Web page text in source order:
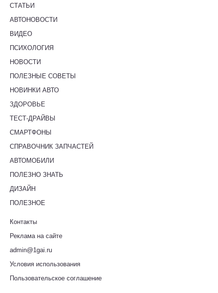
СТАТЬИ
АВТОНОВОСТИ
ВИДЕО
ПСИХОЛОГИЯ
НОВОСТИ
ПОЛЕЗНЫЕ СОВЕТЫ
НОВИНКИ АВТО
ЗДОРОВЬЕ
ТЕСТ-ДРАЙВЫ
СМАРТФОНЫ
СПРАВОЧНИК ЗАПЧАСТЕЙ
АВТОМОБИЛИ
ПОЛЕЗНО ЗНАТЬ
ДИЗАЙН
ПОЛЕЗНОЕ
Контакты
Реклама на сайте
admin@1gai.ru
Условия использования
Пользовательское соглашение